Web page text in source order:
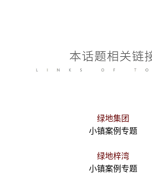
绿地集团
小镇案例专题
绿地梓湾
小镇案例专题